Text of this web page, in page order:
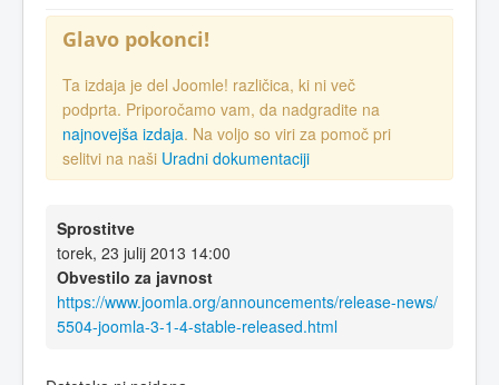
Glavo pokonci!
Ta izdaja je del Joomle! različica, ki ni več
podprta. Priporočamo vam, da nadgradite na
najnovejša izdaja. Na voljo so viri za pomoč pri
selitvi na naši Uradni dokumentaciji
Sprostitve
torek, 23 julij 2013 14:00
Obvestilo za javnost
https://www.joomla.org/announcements/release-news/
5504-joomla-3-1-4-stable-released.html